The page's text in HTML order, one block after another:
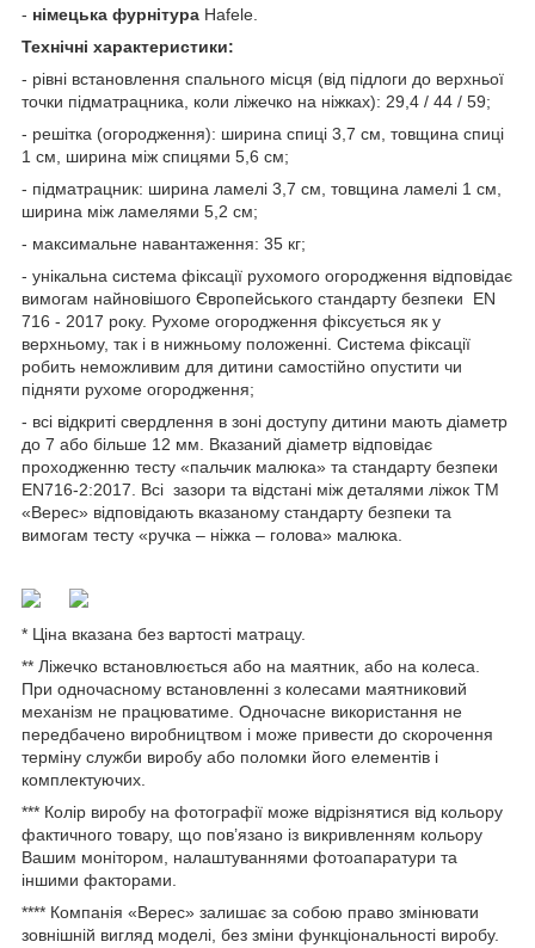
- німецька фурнітура Hafele.
Технічні характеристики:
- рівні встановлення спального місця (від підлоги до верхньої
точки підматрацника, коли ліжечко на ніжках): 29,4 / 44 / 59;
- решітка (огородження): ширина спиці 3,7 см, товщина спиці
1 см, ширина між спицями 5,6 см;
- підматрацник: ширина ламелі 3,7 см, товщина ламелі 1 см,
ширина між ламелями 5,2 см;
- максимальне навантаження: 35 кг;
- унікальна система фіксації рухомого огородження відповідає
вимогам найновішого Європейського стандарту безпеки EN
716 - 2017 року. Рухоме огородження фіксується як у
верхньому, так і в нижньому положенні. Система фіксації
робить неможливим для дитини самостійно опустити чи
підняти рухоме огородження;
- всі відкриті свердлення в зоні доступу дитини мають діаметр
до 7 або більше 12 мм. Вказаний діаметр відповідає
проходженню тесту «пальчик малюка» та стандарту безпеки
EN716-2:2017. Всі зазори та відстані між деталями ліжок ТМ
«Верес» відповідають вказаному стандарту безпеки та
вимогам тесту «ручка – ніжка – голова» малюка.
* Ціна вказана без вартості матрацу.
** Ліжечко встановлюється або на маятник, або на колеса.
При одночасному встановленні з колесами маятниковий
механізм не працюватиме. Одночасне використання не
передбачено виробництвом і може привести до скорочення
терміну служби виробу або поломки його елементів і
комплектуючих.
*** Колір виробу на фотографії може відрізнятися від кольору
фактичного товару, що пов’язано із викривленням кольору
Вашим монітором, налаштуваннями фотоапаратури та
іншими факторами.
**** Компанія «Верес» залишає за собою право змінювати
зовнішній вигляд моделі, без зміни функціональності виробу.